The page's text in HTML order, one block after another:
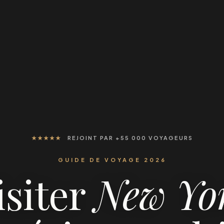
★★★★★ REJOINT PAR +55 000 VOYAGEURS
GUIDE DE VOYAGE 2026
New